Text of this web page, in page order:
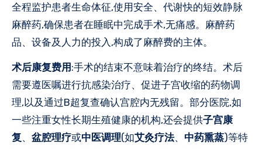
全程监护患者生命体征,使用安全、代谢快的短效静脉
麻醉药,确保患者在睡眠中完成手术,无痛感。麻醉药
品、设备及人力的投入,构成了麻醉费的主体。
术后康复费用:手术的结束不意味着治疗的终结。术后
需要遵医嘱进行抗感染治疗、促进子宫收缩的药物调
理,以及通过B超复查确认宫腔内无残留。部分医院,如
一些注重女性长期生殖健康的机构,还会提供子宫康
复、 盆腔理疗或中医调理(如艾灸疗法、 中药熏蒸)等特